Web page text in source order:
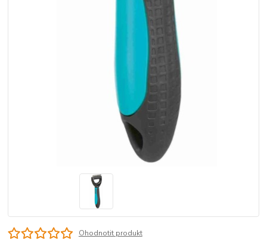
Ohodnotit produkt